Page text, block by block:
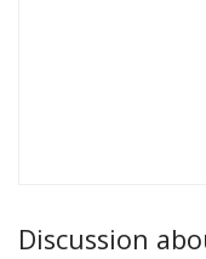
Discussion